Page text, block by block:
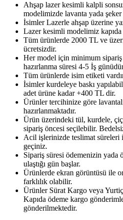
Ahşap lazer kesimli kalpli
modelimizde lavanta yada şeker
İsimler Lazerle ahşap üzerine
Lazer kesimli modelimiz
Tüm ürünlerde 2000 TL ve
ücretsizdir.
Her model için minimum
hazırlanma süresi 4-5 İş
Tüm ürünlerde isim etiketi
İsimler kurdeleye baskı
adet ürüne kadar +400 TL dir.
Ürünler tercihinize göre
hazırlanmaktadır.
Ürün üzerindeki tül, kurdele,
sipariş öncesi seçilebilir.
Acil işlerinizde teslimat süreleri
geçiniz.
Sipariş süresi ödemenizin yada
ulaştığı gün başlar.
Ürünlerde ekran görüntüsü ile
farklılık olabilir.
Ürünler Sürat Kargo veya
Kapıda ödeme kargo
gönderilmektedir.